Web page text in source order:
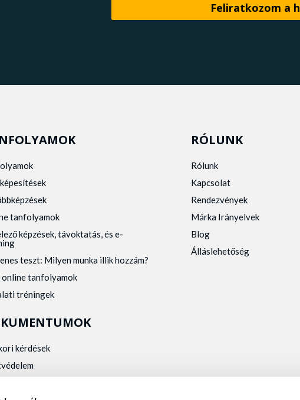
tanfolyamok
képzések, távoktatás, és e-
teszt: Milyen munka illik hozzám?
online tanfolyamok
tréningek
kérdések
RÓLUNK
Rólunk
Kapcsolat
Rendezvények
Márka Irányelvek
Blog
Álláslehetőség